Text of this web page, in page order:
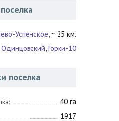
Успенское, ~ 25 км.
Одинцовский,Горки-10
поселка
40 га
1917